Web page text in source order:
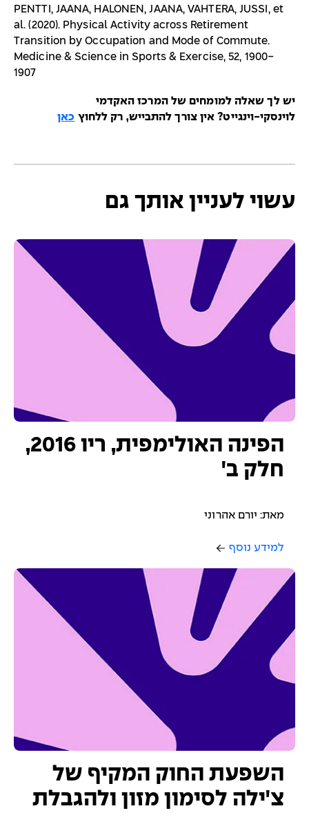
PENTTI, JAANA, HALONEN, JAANA, VAHTERA, JUSSI, et
al. (2020). Physical Activity across Retirement
Transition by Occupation and Mode of Commute.
Medicine & Science in Sports & Exercise, 52, 1900-
1907
יש לך שאלה למומחים של המרכז האקדמי
לוינסקי-וינגייט? אין צורך להתבייש, רק ללחוץ כאן
עשוי לעניין אותך גם
הפינה האולימפית, ריו 2016,
חלק ב'
מאת: יורם אהרוני
למידע נוסף
השפעת החוק המקיף של
צ'ילה לסימון מזון ולהגבלת